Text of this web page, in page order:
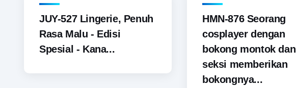
JUY-527 Lingerie, Penuh
Rasa Malu - Edisi
Spesial - Kana...
HMN-876 Seorang
cosplayer dengan
bokong montok dan
seksi memberikan
bokongnya...